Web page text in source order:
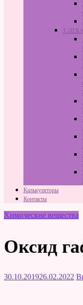
3.
Калькуляторы
Контакты
Химические вещества
Оксид
30.10.201926.02.2022